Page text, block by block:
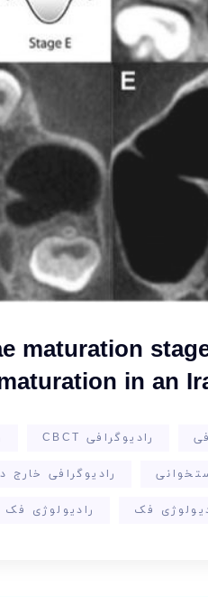
maturation
in an
رادیوگرافی CBCT
رادیوگرافی خارج
فک رادیولوژی